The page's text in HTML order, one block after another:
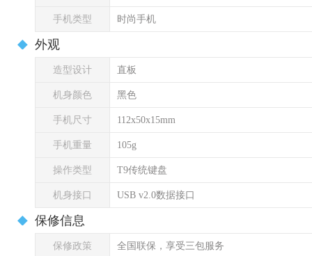
手机类型 时尚手机
外观
造型设计 直板
机身颜色 黑色
手机尺寸 112x50x15mm
手机重量 105g
操作类型 T9传统键盘
机身接口 USB v2.0数据接口
保修信息
保修政策 全国联保，享受三包服务